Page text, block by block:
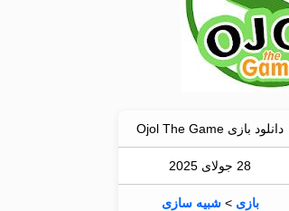
دانلود بازی Ojol The Game
28 جولای 2025
بازی >شبیه سازی